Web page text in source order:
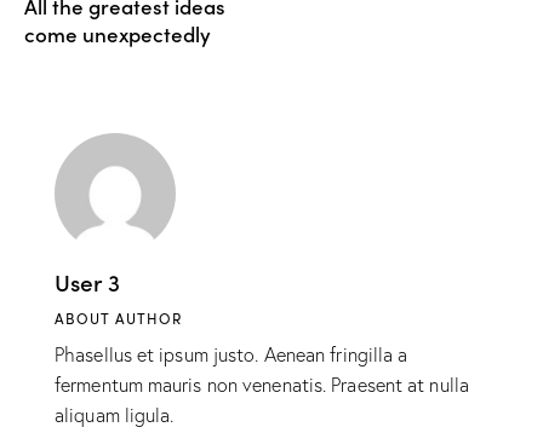
All the greatest ideas
come unexpectedly
User 3
ABOUT AUTHOR
Phasellus et ipsum justo. Aenean fringilla a
fermentum mauris non venenatis. Praesent at nulla
aliquam ligula.